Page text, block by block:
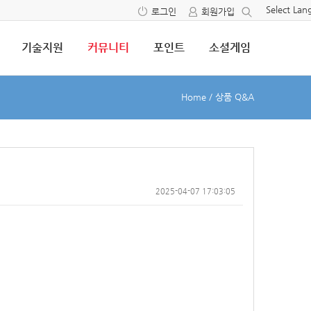
Select
로그인 회원가입
기술지원 커뮤니티 포인트 소셜게임
Home / 상품 Q&A
2025-04-07 17:03:05